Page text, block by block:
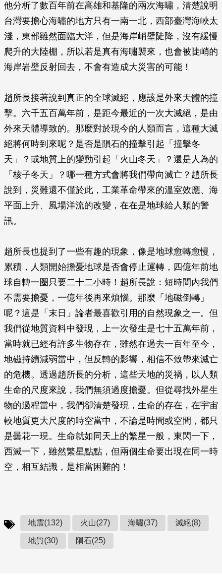
他分析了數百年前在高雄和基隆的兩次海嘯，清楚說明
台灣要擔心海嘯的地方只有一南一北，西部臺灣海峽太
淺，東部雖然面臨大洋，但是海岸峭壁陡降，沒有緩慢
爬升的大陸棚，所以若是真有海嘯襲來，也會被陡峭的
海岸岩壁反射回去，不會有造成大災害的可能！
趙所長接著說到真正的全球滅絕，應該是外來天體的撞
擊。六千五百萬年前，是距今最近的一次大滅絕，是由
外來天體導致的。那麼對於現今的人類而言，這種大滅
絕將何時到來呢？是否是隕石的撞擊引起「撞擊冬
天」？或地質上的變動引起「火山冬天」？還是人為的
「核子冬天」？哪一種方式會將我們帶向滅亡？趙所長
說到，災難還不僅於此，工業革命帶來的溫室效應、海
平面上升、風場洋流的改變，在在是地球給人類的警
訊。
趙所長也提到了一些有趣的現象，像是地球愈轉愈慢，
累積，人類開始擔憂地球是否會停止運轉，四億年前地
球自轉一圈只要二十二小時！趙所長說：短時間內我們
不需要擔憂，一億年後再來煩惱。那麼「地磁倒轉」
呢？這是「末日」論者最喜歡引用的自然現象之一。但
我們從地質資料中發現，上一次發生是七十五萬年前，
當時就已經有許多生物存在，雖然在過去一百年至今，
地磁持續減弱當中，但反轉的影響，相信不致帶來滅亡
的危機。透過趙所長的分析，這些天地的災禍，以人類
生命的尺度來說，我們無須過度擔憂。但從尋找外星生
物的過程當中，我們卻清楚發現，生命的存在，在宇宙
較地質更大尺度的時空當中，不論是時間或空間，都只
是曇花一現。生命就如同天上的繁星一般，東閃一下，
西滅一下，雖然繁星點點，但兩個生命要出現在同一時
空，相互結識，是相當困難的！
地震(132) 火山(27) 海嘯(37) 滅絕(8)
地質(30) 隕石(25)